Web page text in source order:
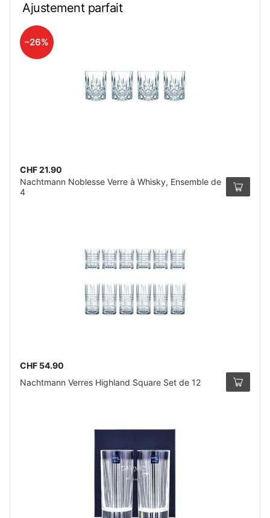
Ajustement parfait
–26%
CHF 21.90
Nachtmann Noblesse Verre à Whisky, Ensemble de
4
CHF 54.90
Nachtmann Verres Highland Square Set de 12